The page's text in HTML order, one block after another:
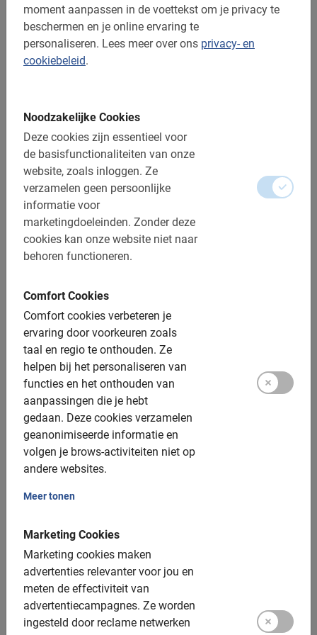
moment aanpassen in de voettekst om je privacy te
beschermen en je online ervaring te
personaliseren. Lees meer over ons privacy- en
cookiebeleid.
Noodzakelijke Cookies
Deze cookies zijn essentieel voor
de basisfunctionaliteiten van onze
website, zoals inloggen. Ze
verzamelen geen persoonlijke
informatie voor
marketingdoeleinden. Zonder deze
cookies kan onze website niet naar
behoren functioneren.
Comfort Cookies
Comfort cookies verbeteren je
ervaring door voorkeuren zoals
taal en regio te onthouden. Ze
helpen bij het personaliseren van
functies en het onthouden van
aanpassingen die je hebt
gedaan. Deze cookies verzamelen
geanonimiseerde informatie en
volgen je brows-activiteiten niet op
andere websites.
Meer tonen
Marketing Cookies
Marketing cookies maken
advertenties relevanter voor jou en
meten de effectiviteit van
advertentiecampagnes. Ze worden
ingesteld door reclame netwerken
Heel goed
Bangkok Fietstocht By Night
We hebben het erg naar onze zin gehad,
nogmaals bedankt.
Anton De boer
Lokale gidsen in Bangkok
Veilig, informatief en sportief
De beste tours sinds 2005
Boek vandaag online, betaal op locatie
Tours in Bangkok met
lokale gids
Met onzetours in Bangkokontdek je alles over het échte
Bangkok. Met een lokale gids kom je in gebieden die
ontoegankelijk zijn voor het drukke verkeer. Ga mee met
onze tour in Bangkok en fiets op kleine weggetjes, in